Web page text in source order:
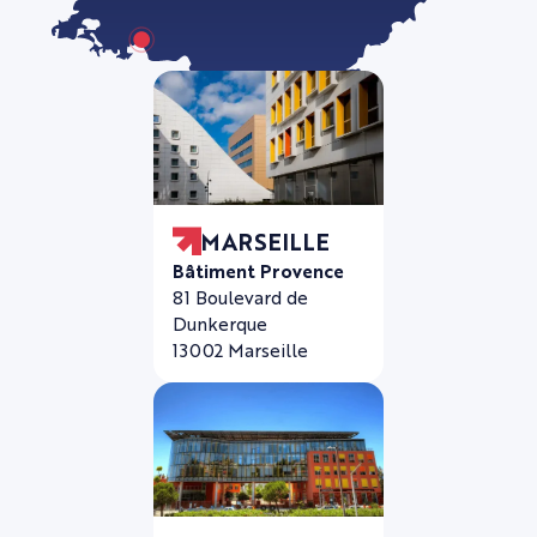
MARSEILLE
Bâtiment Provence
81 Boulevard de
Dunkerque
13002 Marseille